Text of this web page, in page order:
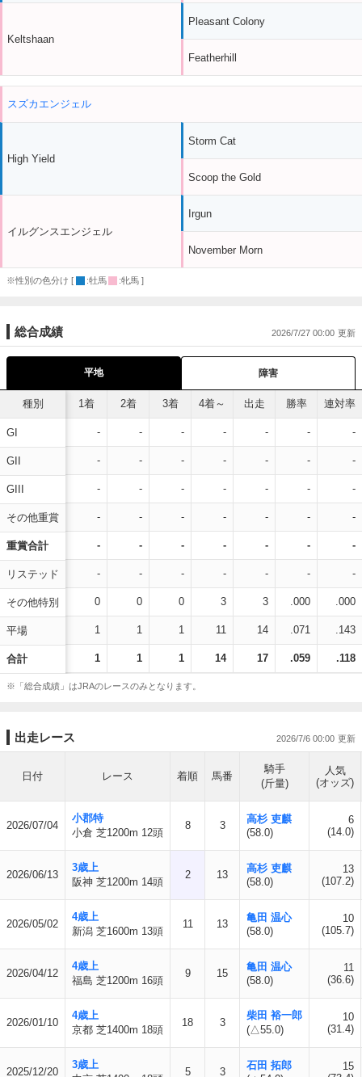
Keltshaan
Pleasant Colony
Featherhill
スズカエンジェル
High Yield
イルグンスエンジェル
Storm Cat
Scoop the Gold
Irgun
November Morn
※性別の色分け [ :牡馬 :牝馬 ]
総合成績 2026/7/27 00:00
平地 障害
種別
GI
GII
GIII
その他重賞
重賞合計
リステッド
その他特別
平場
合計
1着 2着 3着 4着～ 出走 勝率 連対率
- - - - - - -
- - - - - - -
- - - - - - -
- - - - - - -
- - - - - - -
- - - - - - -
0 0 0 3 3 .000 .000
1 1 1 11 14 .071 .143
1 1 1 14 17 .059 .118
※「総合成績」はJRAのレースのみとなります。
出走レース 2026/7/6 00:00
日付 レース 着順 馬番
騎手
(斤量)
人気
(オッズ)
2026/07/04
小郡特
小倉 芝1200m 12頭
8 3
高杉 吏麒
(58.0)
6
(14.0)
2026/06/13
3歳上
阪神 芝1200m 14頭
2 13
高杉 吏麒
(58.0)
13
(107.2)
2026/05/02
4歳上
新潟 芝1600m 13頭
11 13
亀田 温心
(58.0)
10
(105.7)
2026/04/12
4歳上
福島 芝1200m 16頭
9 15
亀田 温心
(58.0)
11
(36.6)
2026/01/10
4歳上
京都 芝1400m 18頭
18 3
柴田 裕一郎
(△55.0)
10
(31.4)
2025/12/20
3歳上
5 3
石田 拓郎
15